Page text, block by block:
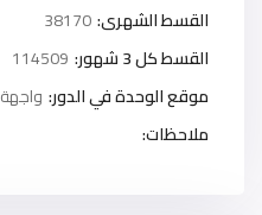
القسط الشهرى:38170
القسط كل 3 شهور:
114509
موقع الوحدة في الدور: واجهة
ملاحظات: